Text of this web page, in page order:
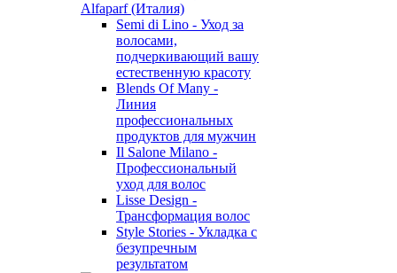
Alfaparf (Италия)
Semi di Lino - Уход за
волосами,
подчеркивающий вашу
естественную красоту
Blends Of Many -
Линия
профессиональных
продуктов для мужчин
Il Salone Milano -
Профессиональный
уход для волос
Lisse Design -
Трансформация волос
Style Stories - Укладка с
безупречным
результатом